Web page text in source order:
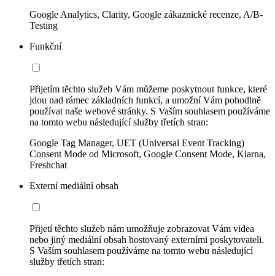
Google Analytics, Clarity, Google zákaznické recenze, A/B-
Testing
Funkční
Přijetím těchto služeb Vám můžeme poskytnout funkce, které
jdou nad rámec základních funkcí, a umožní Vám pohodlně
používat naše webové stránky. S Vaším souhlasem používáme
na tomto webu následující služby třetích stran:
Google Tag Manager, UET (Universal Event Tracking)
Consent Mode od Microsoft, Google Consent Mode, Klarna,
Freshchat
Externí mediální obsah
Přijetí těchto služeb nám umožňuje zobrazovat Vám videa
nebo jiný mediální obsah hostovaný externími poskytovateli.
S Vaším souhlasem používáme na tomto webu následující
služby třetích stran: